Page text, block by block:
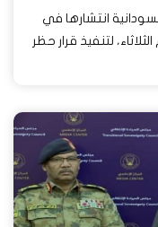
الأمن السودانية انتشارها في
لتنفيذ قرار حظر